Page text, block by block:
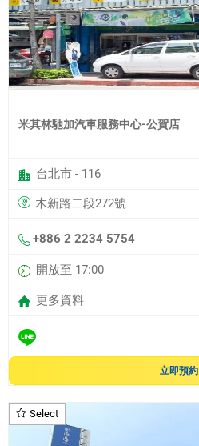
米其林馳加汽車服務中心-公賀店
台北市 - 116
木新路二段272號
+886 2 2234 5754
開放至 17:00
更多資料
立即預約
Select